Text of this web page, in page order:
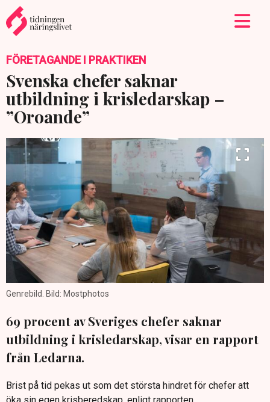
FÖRETAGANDE I PRAKTIKEN
Svenska chefer saknar
utbildning i krisledarskap –
”Oroande”
Genrebild. Bild: Mostphotos
69 procent av Sveriges chefer saknar
utbildning i krisledarskap, visar en rapport
från Ledarna.
Brist på tid pekas ut som det största hindret för chefer att